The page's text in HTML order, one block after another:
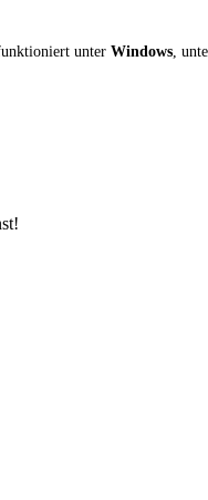
unter Windows,